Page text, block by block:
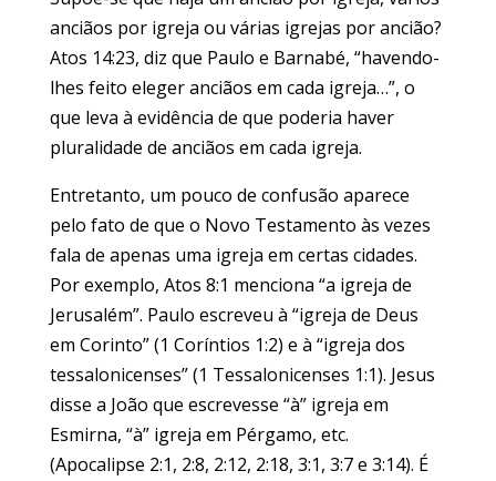
anciãos por igreja ou várias igrejas por ancião?
Atos 14:23, diz que Paulo e Barnabé, “havendo-
lhes feito eleger anciãos em cada igreja…”, o
que leva à evidência de que poderia haver
pluralidade de anciãos em cada igreja.
Entretanto, um pouco de confusão aparece
pelo fato de que o Novo Testamento às vezes
fala de apenas uma igreja em certas cidades.
Por exemplo, Atos 8:1 menciona “a igreja de
Jerusalém”. Paulo escreveu à “igreja de Deus
em Corinto” (1 Coríntios 1:2) e à “igreja dos
tessalonicenses” (1 Tessalonicenses 1:1). Jesus
disse a João que escrevesse “à” igreja em
Esmirna, “à” igreja em Pérgamo, etc.
(Apocalipse 2:1, 2:8, 2:12, 2:18, 3:1, 3:7 e 3:14). É